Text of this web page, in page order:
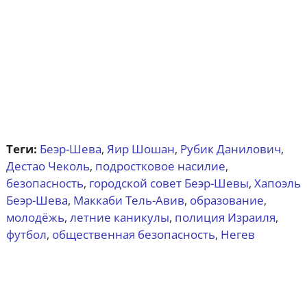
Теги: Беэр-Шева, Яир Шошан, Рубик Данилович,
Дестао Чеколь, подростковое насилие,
безопасность, городской совет Беэр-Шевы, Хапоэль
Беэр-Шева, Маккаби Тель-Авив, образование,
молодёжь, летние каникулы, полиция Израиля,
футбол, общественная безопасность, Негев